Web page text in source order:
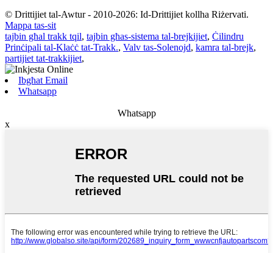
© Drittijiet tal-Awtur - 2010-2026: Id-Drittijiet kollha Riżervati.
Mappa tas-sit
tajbin għal trakk tqil, tajbin għas-sistema tal-brejkijiet, Ċilindru
Prinċipali tal-Klaċċ tat-Trakk., Valv tas-Solenojd, kamra tal-brejk,
partijiet tat-trakkijiet,
Ibgħat Email
Whatsapp
Whatsapp
x